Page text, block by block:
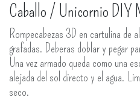
Caballo / Unicornio DIY
Rompecabezas 3D en cartulina de
grafadas. Deberas doblar y pegar
Una vez armado queda como una
alejada del sol directo y el agua.
seco.